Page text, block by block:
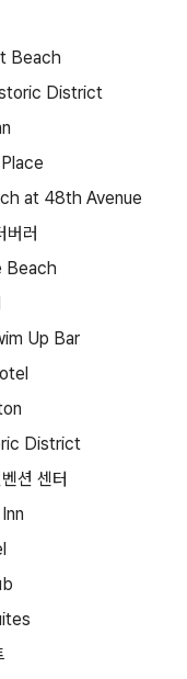
Beach
District
at 48th Avenue
버러
Beach
Up Bar
District
션 센터